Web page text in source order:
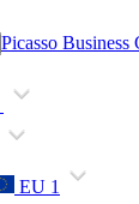
Picasso Business
EU 1